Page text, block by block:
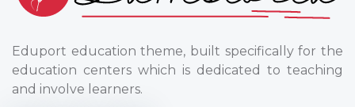
Eduport education theme, built specifically for the
education centers which is dedicated to teaching
and involve learners.